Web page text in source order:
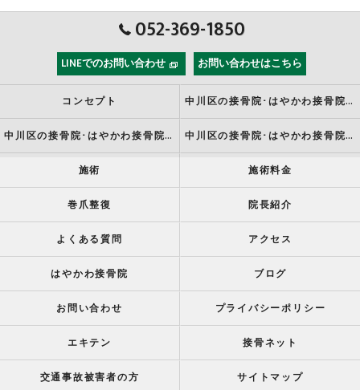
052-369-1850
LINEでのお問い合わせ お問い合わせはこちら
コンセプト 中川区の接骨院･はやかわ接骨院の口コミ情報
中川区の接骨院･はやかわ接骨院の評判 中川区の接骨院･はやかわ接骨院の患者様の声
施術 施術料金
巻爪整復 院長紹介
よくある質問 アクセス
はやかわ接骨院 ブログ
お問い合わせ プライバシーポリシー
エキテン 接骨ネット
交通事故被害者の方 サイトマップ